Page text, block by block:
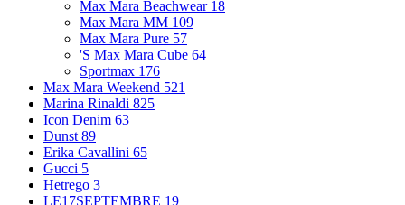
Max Mara Beachwear 18
Max Mara MM 109
Max Mara Pure 57
'S Max Mara Cube 64
Sportmax 176
Max Mara Weekend 521
Marina Rinaldi 825
Icon Denim 63
Dunst 89
Erika Cavallini 65
Gucci 5
Hetrego 3
LE17SEPTEMBRE 19